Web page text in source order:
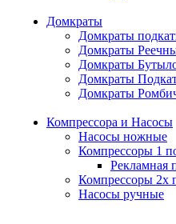
Домкраты
Домкраты
Домкраты
Домкраты
Домкраты
Домкраты
Компрессора и Насосы
Насосы ножные
Компрессоры 1
Рекламная
Компрессоры 2х
Насосы ручные